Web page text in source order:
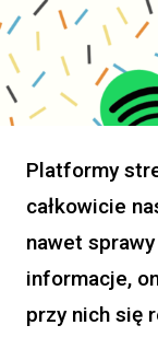
Platformy
całkowicie
nawet
informacje,
przy nich się